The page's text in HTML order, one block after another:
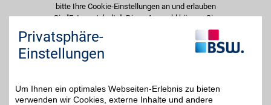
bitte Ihre Cookie-Einstellungen an und erlauben
Sie "Externe Inhalte". Diese Auswahl können Sie
jederzeit über die Cookie-Einstellungen im
unteren Seitenbereich ändern.
Privatsphäre-
Einstellungen
Um Ihnen ein optimales Webseiten-Erlebnis zu bieten
verwenden wir Cookies, externe Inhalte und andere